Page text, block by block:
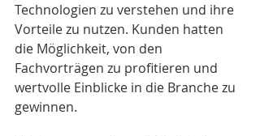
Technologien zu verstehen und ihre
Vorteile zu nutzen. Kunden hatten
die Möglichkeit, von den
Fachvorträgen zu profitieren und
wertvolle Einblicke in die Branche zu
gewinnen.